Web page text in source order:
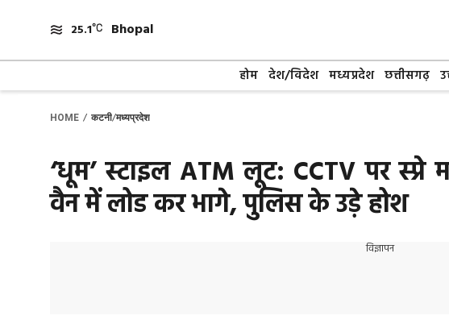
content
25.1 Bhopal
होम देश/विदेश मध्यप्रदेश छत्तीसगढ़
HOME / कटनी/मध्यप्रदेश
‘धूम’ स्टाइल ATM लूट: CCTV पर स्प्रे
वैन में लोड कर भागे, पुलिस के उड़े होश
विज्ञापन